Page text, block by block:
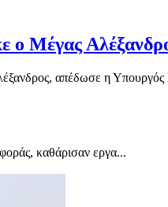
Μέγας
απέδωσε η
καθάρισαν εργα...